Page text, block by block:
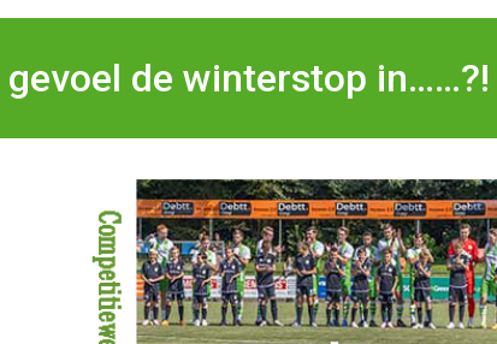
gevoel de winterstop in……?!